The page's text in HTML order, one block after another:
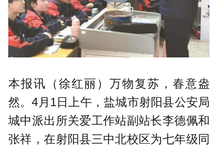
本报讯（徐红丽）万物复苏，春意盎
然。4月1日上午，盐城市射阳县公安局
城中派出所关爱工作站副站长李德佩和
张祥，在射阳县三中北校区为七年级同